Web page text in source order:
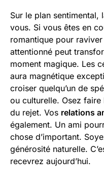
Sur le plan sentimental,
vous. Si vous êtes en
romantique pour
attentionné peut
moment magique. Les
aura magnétique
croiser quelqu’un de
ou culturelle. Osez
du rejet. Vos relations
également. Un ami
chose d’important.
générosité naturelle.
recevrez aujourd’hui.